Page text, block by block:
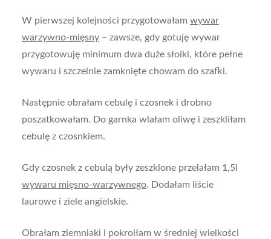
W pierwszej kolejności przygotowałam wywar
warzywno-mięsny– zawsze, gdy gotuję wywar
przygotowuję minimum dwa duże słoiki, które pełne
wywaru i szczelnie zamknięte chowam do szafki.
Następnie obrałam cebulę i czosnek i drobno
poszatkowałam. Do garnka wlałam oliwę i zeszkliłam
cebulę z czosnkiem.
Gdy czosnek z cebulą były zeszklone przelałam 1,5l
wywaru mięsno-warzywnego. Dodałam liście
laurowe i ziele angielskie.
Obrałam ziemniaki i pokroiłam w średniej wielkości